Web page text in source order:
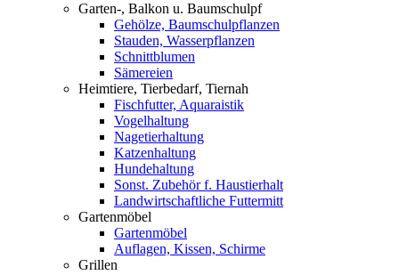
Garten-, Balkon u. Baumschulpf
Gehölze, Baumschulpflanzen
Stauden, Wasserpflanzen
Schnittblumen
Sämereien
Heimtiere, Tierbedarf, Tiernah
Fischfutter, Aquaraistik
Vogelhaltung
Nagetierhaltung
Katzenhaltung
Hundehaltung
Sonst. Zubehör f. Haustierhalt
Landwirtschaftliche Futtermitt
Gartenmöbel
Gartenmöbel
Auflagen, Kissen, Schirme
Grillen